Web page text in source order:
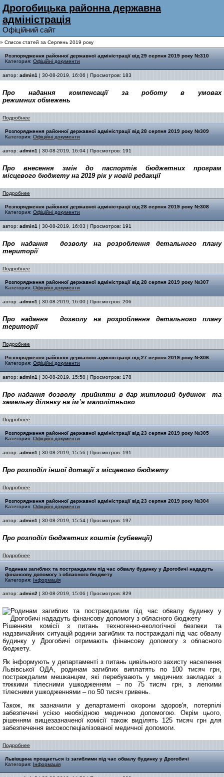
Дрогобицька районна державна
адмiнiстрацiя
Офiцiйний сайт
» Список статей за Серпень 2019 року
Pозпорядження районної державної адміністрації від 29 серпня 2019 року №310
Категория: Офіційні документи
автор: admin1 | 30-08-2019, 16:06 | Просмотров: 183
Про надання компенсації за роботу в умовах
режимних обмежень
Подробнее
Pозпорядження районної державної адміністрації від 28 серпня 2019 року №309
Категория: Офіційні документи
автор: admin1 | 30-08-2019, 16:04 | Просмотров: 191
Про внесення змін до паспортів бюджетних програм
місцевого бюджету на 2019 рік у новій редакції
Подробнее
Pозпорядження районної державної адміністрації від 28 серпня 2019 року №308
Категория: Офіційні документи
автор: admin1 | 30-08-2019, 16:03 | Просмотров: 191
Пронадання дозволу на розроблення детальногоплану
території
Подробнее
Pозпорядження районної державної адміністрації від 28 серпня 2019 року №307
Категория: Офіційні документи
автор: admin1 | 30-08-2019, 16:00 | Просмотров: 206
Пронадання дозволу на розроблення детальногоплану
території
Подробнее
Pозпорядження районної державної адміністрації від 27 серпня 2019 року №306
Категория: Офіційні документи
автор: admin1 | 30-08-2019, 15:58 | Просмотров: 178
Про надання дозволу прийняти в даржитловий будинок та
земельну ділянку на ім’я малолітнього
Подробнее
Pозпорядження районної державної адміністрації від 23 серпня 2019 року №305
Категория: Офіційні документи
автор: admin1 | 30-08-2019, 15:56 | Просмотров: 191
Про розподіл іншої дотації з місцевого бюджету
Подробнее
Pозпорядження районної державної адміністрації від 23 серпня 2019 року №304
Категория: Офіційні документи
автор: admin1 | 30-08-2019, 15:54 | Просмотров: 197
Про розподіл бюджетних коштів (субвенції)
Подробнее
Родинам загиблих та постраждалим під час обвалу будинку у Дрогобичі нададуть
фінансову допомогу з обласного бюджету
Категория: Інформація
автор: admin2 | 30-08-2019, 15:06 | Просмотров: 829
Рішенням комісії з питань техногенно-екологічної безпеки та
надзвичайних ситуацій родини загиблих та постраждалі під час обвалу
будинку у Дрогобичі отримають фінансову допомогу з обласного
бюджету.
Як інформують у департаменті з питань цивільного захисту населення
Львівської ОДА, родинам загиблих виплатять по 100 тисяч грн,
постраждалим мешканцям, які перебувають у медичних закладах з
тяжкими тілесними ушкодженням – по 75 тисяч грн, з легкими
тілесними ушкодженнями – по 50 тисяч гривень.
Також, як зазначили у департаменті охорони здоров'я, потерпілі
забезпечені усією необхідною медичною допомогою. Окрім цього,
рішенням вищезазначеної комісії також виділять 125 тисяч грн для
забезпечення високоспеціалізованої медичної допомоги.
Подробнее
Львівщина прощається із загиблими під час обвалу будинку у Дрогобичі
Категория: Інформація